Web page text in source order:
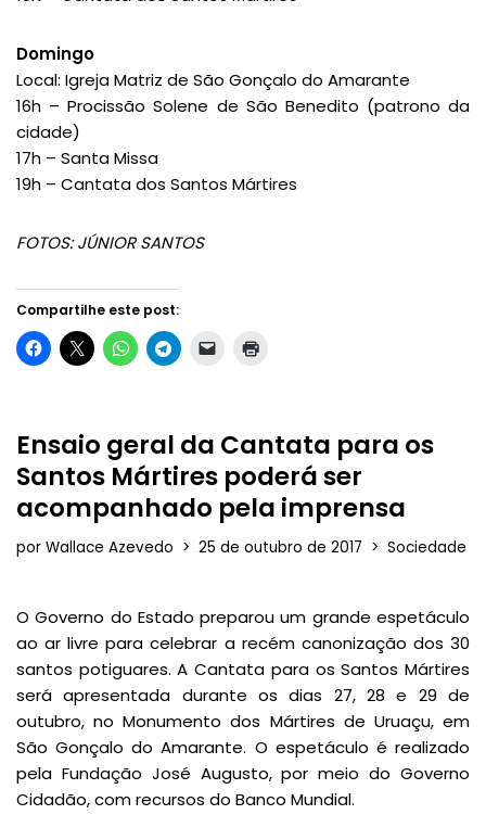
Domingo
Local: Igreja Matriz de São Gonçalo do Amarante
16h – Procissão Solene de São Benedito (patrono da
cidade)
17h – Santa Missa
19h – Cantata dos Santos Mártires
FOTOS: JÚNIOR SANTOS
Compartilhe este post:
Ensaio geral da Cantata para os
Santos Mártires poderá ser
acompanhado pela imprensa
por Wallace Azevedo 25 de outubro de 2017 Sociedade
O Governo do Estado preparou um grande espetáculo
ao ar livre para celebrar a recém canonização dos 30
santos potiguares. A Cantata para os Santos Mártires
será apresentada durante os dias 27, 28 e 29 de
outubro, no Monumento dos Mártires de Uruaçu, em
São Gonçalo do Amarante. O espetáculo é realizado
pela Fundação José Augusto, por meio do Governo
Cidadão, com recursos do Banco Mundial.